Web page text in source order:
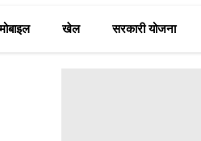
खेल सरकारी योजना